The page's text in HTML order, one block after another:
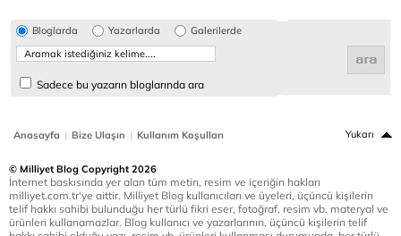
Bloglarda Yazarlarda Galerilerde
Sadece bu yazarın bloglarında ara
Anasayfa | Bize Ulaşın | Kullanım Koşulları Yukarı
© Milliyet Blog Copyright 2026
İnternet baskısında yer alan tüm metin, resim ve içeriğin hakları
milliyet.com.tr'ye aittir. Milliyet Blog kullanıcıları ve üyeleri, üçüncü kişilerin
telif hakkı sahibi bulunduğu her türlü fikri eser, fotoğraf, resim vb. materyal ve
ürünleri kullanamazlar. Blog kullanıcı ve yazarlarının, üçüncü kişilerin telif